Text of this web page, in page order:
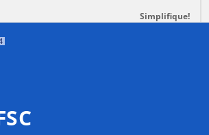
Simplifique!